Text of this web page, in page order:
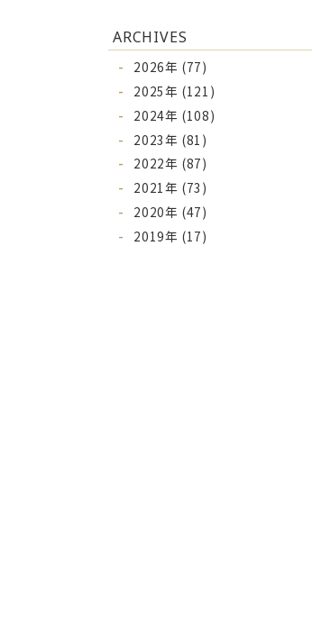
ARCHIVES
2026年 (77)
2025年 (121)
2024年 (108)
2023年 (81)
2022年 (87)
2021年 (73)
2020年 (47)
2019年 (17)